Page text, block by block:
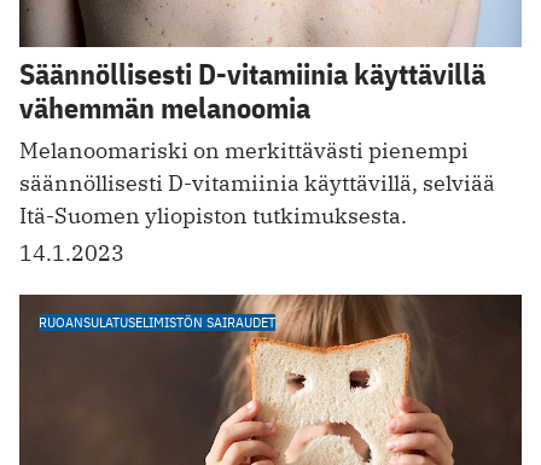
Säännöllisesti D-vitamiinia käyttävillä
vähemmän melanoomia
Melanoomariski on merkittävästi pienempi
säännöllisesti D-vitamiinia käyttävillä, selviää
Itä-Suomen yliopiston tutkimuksesta.
14.1.2023
RUOANSULATUSELIMISTÖN SAIRAUDET